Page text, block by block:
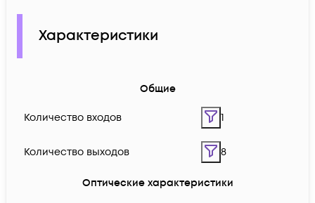
Характеристики
Общие
Количество входов 1
Количество выходов 8
Оптические характеристики